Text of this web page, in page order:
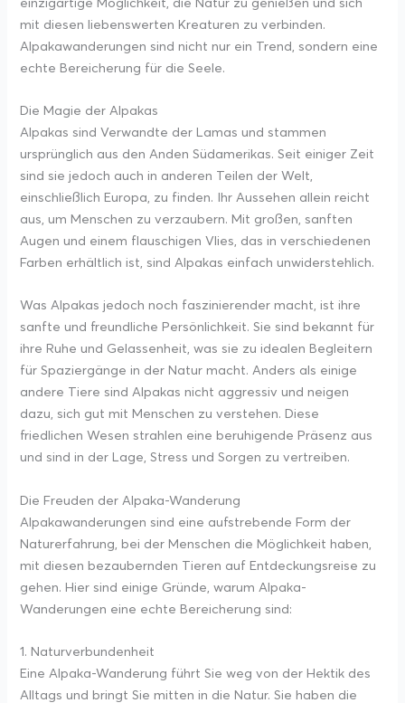
mit diesen liebenswerten Kreaturen zu verbinden.
Alpakawanderungen sind nicht nur ein Trend, sondern eine
echte Bereicherung für die Seele.
Die Magie der Alpakas
Alpakas sind Verwandte der Lamas und stammen
ursprünglich aus den Anden Südamerikas. Seit einiger Zeit
sind sie jedoch auch in anderen Teilen der Welt,
einschließlich Europa, zu finden. Ihr Aussehen allein reicht
aus, um Menschen zu verzaubern. Mit großen, sanften
Augen und einem flauschigen Vlies, das in verschiedenen
Farben erhältlich ist, sind Alpakas einfach unwiderstehlich.
Was Alpakas jedoch noch faszinierender macht, ist ihre
sanfte und freundliche Persönlichkeit. Sie sind bekannt für
ihre Ruhe und Gelassenheit, was sie zu idealen Begleitern
für Spaziergänge in der Natur macht. Anders als einige
andere Tiere sind Alpakas nicht aggressiv und neigen
dazu, sich gut mit Menschen zu verstehen. Diese
friedlichen Wesen strahlen eine beruhigende Präsenz aus
und sind in der Lage, Stress und Sorgen zu vertreiben.
Die Freuden der Alpaka-Wanderung
Alpakawanderungen sind eine aufstrebende Form der
Naturerfahrung, bei der Menschen die Möglichkeit haben,
mit diesen bezaubernden Tieren auf Entdeckungsreise zu
gehen. Hier sind einige Gründe, warum Alpaka-
Wanderungen eine echte Bereicherung sind:
1. Naturverbundenheit
Eine Alpaka-Wanderung führt Sie weg von der Hektik des
Alltags und bringt Sie mitten in die Natur. Sie haben die